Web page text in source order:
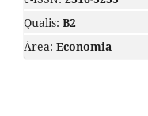
Qualis: B2
Área: Economia